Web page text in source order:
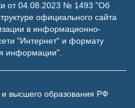
от 04.08.2023 № 1493 "Об
официального сайта
в информационно-
"Интернет" и формату
информации".
и высшего образования РФ